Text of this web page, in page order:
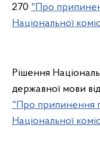
270 "Про
Національної
Рішення
державної мови
"Про припинення
Національної